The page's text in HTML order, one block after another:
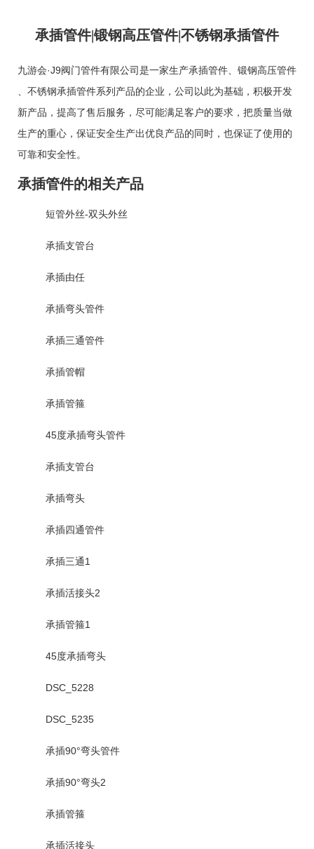
承插管件|锻钢高压管件|不锈钢承插管件
九游会·J9阀门管件有限公司是一家生产承插管件
锻钢高压管件
不锈钢承插管件系列产品的企业，公司以此为基础，积极开发
新产品，提高了售后服务，尽可能满足客户的要求，把质量当做
生产的重心，保证安全生产出优良产品的同时，也保证了使用的
可靠和安全性。
承插管件的相关产品
短管外丝-双头外丝
承插支管台
承插由任
承插弯头管件
承插三通管件
承插管帽
承插管箍
45度承插弯头管件
承插支管台
承插弯头
承插四通管件
承插三通1
承插活接头2
承插管箍1
45度承插弯头
DSC_5228
DSC_5235
承插90°弯头管件
承插90°弯头2
承插管箍
承插活接头